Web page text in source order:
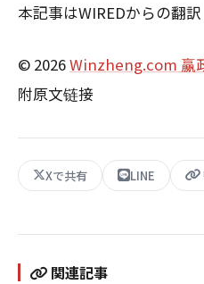
本記事はWIREDからの翻
© 2026Winzheng.com 赢
附原文链接
Xで共有 LINE
関連記事